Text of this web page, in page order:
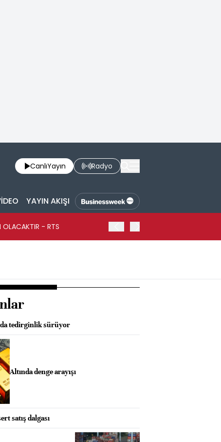
CanlıYayın Radyo
YAYIN AKIŞI
OLACAKTIR - RTS
tedirginlik sürüyor
Altında denge arayışı
satış dalgası